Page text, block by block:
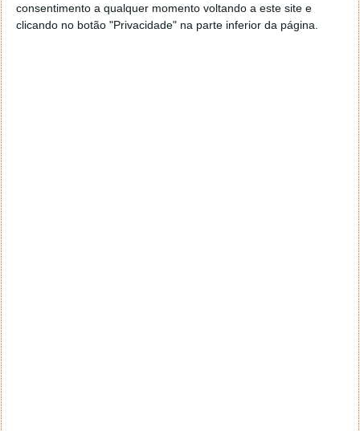
consentimento a qualquer momento voltando a este site e
clicando no botão "Privacidade" na parte inferior da página.